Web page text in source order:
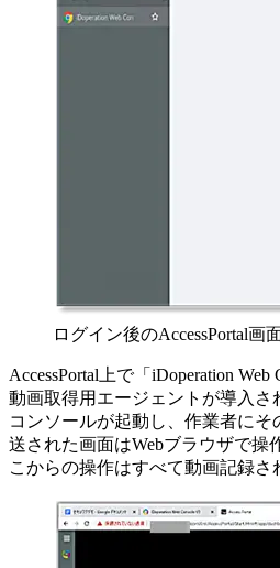
ログイン後のAccessPortal画
AccessPortal上で「iDoperation Web
動画取得用エージェントが導入さ
コンソールが起動し、作業者に
送された画面はWebブラウザで操
こからの操作はすべて動画記録さ